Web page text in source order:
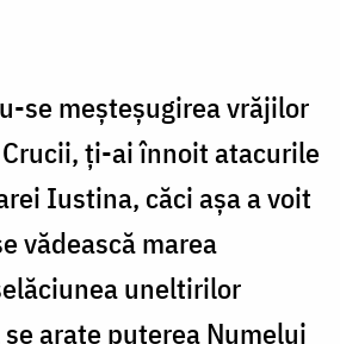
se meșteșugirea vrăjilor
ți-ai înnoit atacurile
Iustina, căci așa a voit
vădească marea
uneltirilor
arate puterea Numelui